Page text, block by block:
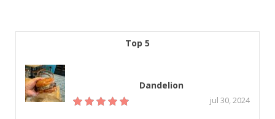
Top 5
Dandelion
jul 30, 2024